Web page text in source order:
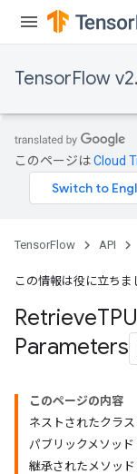
TensorFlow
このページはCloud
TensorFlow API
この情報は役に立ちま
Retrieve
Parameters
このページの内容
ネストされたクラス
パブリックメソッド
継承されたメソッド